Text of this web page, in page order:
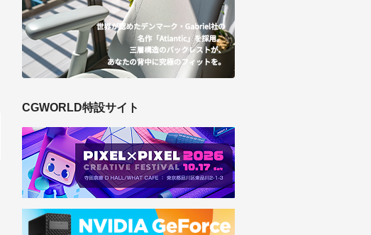
CGWORLD特設サイト